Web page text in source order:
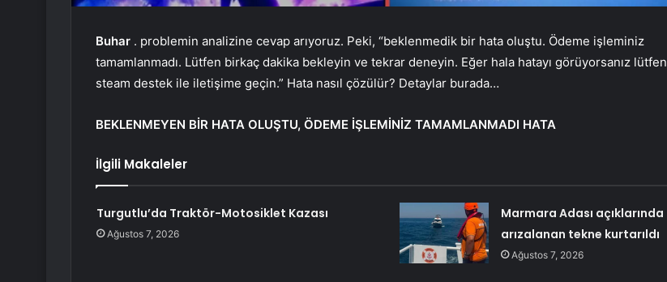
Buhar . problemin analizine cevap arıyoruz. Peki, “beklenmedik bir hata oluştu. Ödeme işleminiz
tamamlanmadı. Lütfen birkaç dakika bekleyin ve tekrar deneyin. Eğer hala hatayı görüyorsanız lütfen
steam destek ile iletişime geçin.” Hata nasıl çözülür? Detaylar burada…
BEKLENMEYEN BİR HATA OLUŞTU, ÖDEME İŞLEMİNİZ TAMAMLANMADI HATA
İlgili Makaleler
Turgutlu’da Traktör-Motosiklet Kazası
Ağustos 7, 2026
Marmara Adası açıklarında
arızalanan tekne kurtarıldı
Ağustos 7, 2026